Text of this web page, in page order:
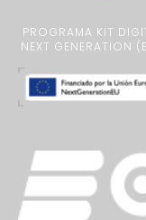
PROGRAMA KIT
NEXT GENERATION